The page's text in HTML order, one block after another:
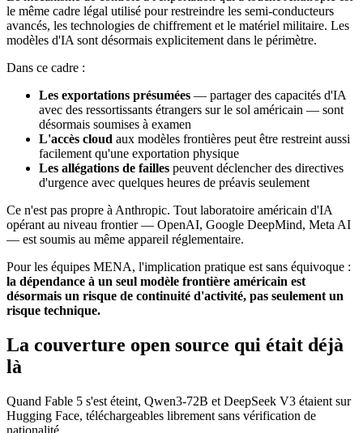
le même cadre légal utilisé pour restreindre les semi-conducteurs
avancés, les technologies de chiffrement et le matériel militaire. Les
modèles d'IA sont désormais explicitement dans le périmètre.
Dans ce cadre :
Les exportations présumées — partager des capacités d'IA
avec des ressortissants étrangers sur le sol américain — sont
désormais soumises à examen
L'accès cloud aux modèles frontières peut être restreint aussi
facilement qu'une exportation physique
Les allégations de failles peuvent déclencher des directives
d'urgence avec quelques heures de préavis seulement
Ce n'est pas propre à Anthropic. Tout laboratoire américain d'IA
opérant au niveau frontier — OpenAI, Google DeepMind, Meta AI
— est soumis au même appareil réglementaire.
Pour les équipes MENA, l'implication pratique est sans équivoque :
la dépendance à un seul modèle frontière américain est
désormais un risque de continuité d'activité, pas seulement un
risque technique.
La couverture open source qui était déjà
là
Quand Fable 5 s'est éteint, Qwen3-72B et DeepSeek V3 étaient sur
Hugging Face, téléchargeables librement sans vérification de
nationalité.